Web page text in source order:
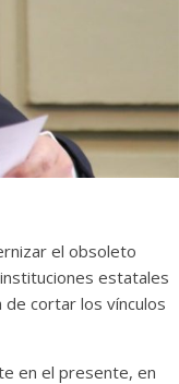
el obsoleto
estatales
de cortar los vínculos
en el presente, en